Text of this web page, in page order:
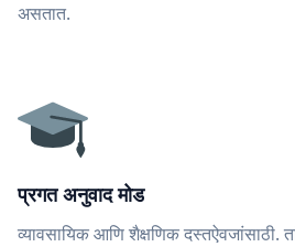
असतात.
प्रगत अनुवाद मोड
व्यावसायिक आणि शैक्षणिक दस्तऐवजांसाठी.